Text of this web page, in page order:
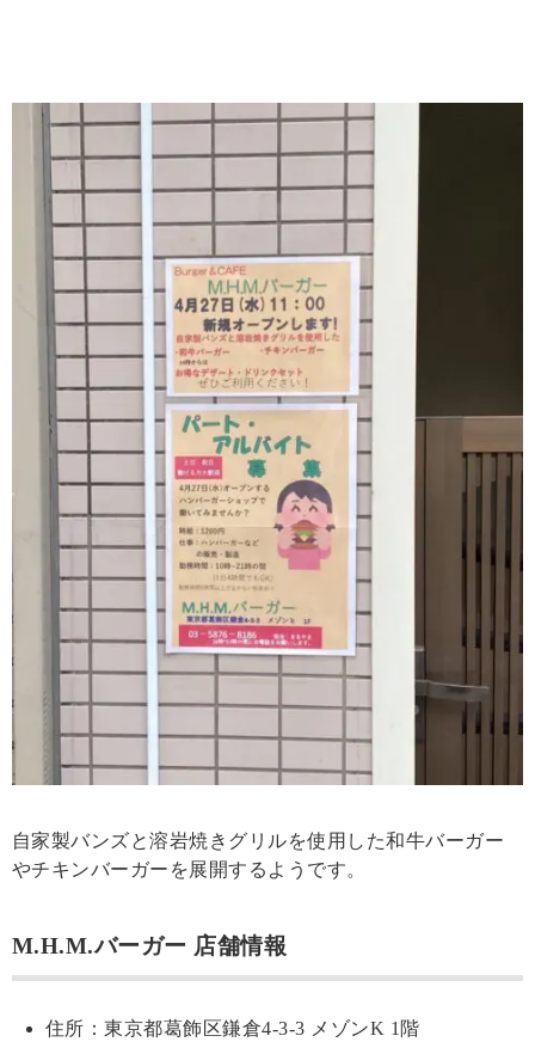
自家製バンズと溶岩焼きグリルを使用した和牛バーガー
やチキンバーガーを展開するようです。
M.H.M.バーガー 店舗情報
住所：東京都葛飾区鎌倉4-3-3 メゾンK 1階